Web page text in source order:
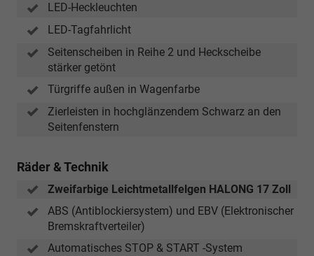
LED-Heckleuchten
LED-Tagfahrlicht
Seitenscheiben in Reihe 2 und Heckscheibe
stärker getönt
Türgriffe außen in Wagenfarbe
Zierleisten in hochglänzendem Schwarz an den
Seitenfenstern
Räder & Technik
Zweifarbige Leichtmetallfelgen HALONG 17 Zoll
ABS (Antiblockiersystem) und EBV (Elektronischer
Bremskraftverteiler)
Automatisches STOP & START -System